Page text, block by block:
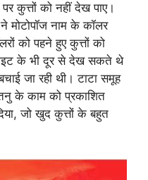
कुत्तों को नहीं देख पाए।
मोटोपॉज नाम के कॉलर
को पहने हुए कुत्तों को
के भी दूर से देख सकते थे
जा रही थी। टाटा समूह
के काम को प्रकाशित
जो खुद कुत्तों के बहुत